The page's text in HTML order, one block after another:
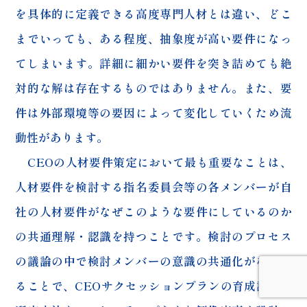
を具体的に定義できる高度専門人材とは違い、どこ
までいっても、ある程度、抽象度が高い要件になっ
てしまいます。詳細に細かい要件を突き詰めても絶
対的な解は存在するものではありません。また、要
件は外部環境等の要因によって変化していくため流
動性があります。
CEOの人材要件策定において最も重要なことは、
人材要件を検討する指名委員会等の各メンバーが自
社の人材要件がなぜこのような要件にしているのか
の共通理解・認識を持つことです。検討のプロセス
の議論の中で検討メンバーの意識の共通化がなされ
ることで、CEOサクセッションプランの育成計画や